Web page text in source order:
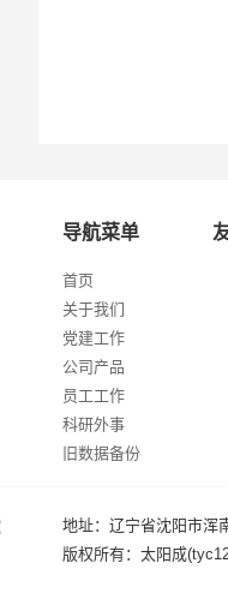
导航菜单
首页
关于我们
党建工作
公司产品
员工工作
科研外事
旧数据备份
地址：辽宁省沈阳市浑
版权所有：太阳成